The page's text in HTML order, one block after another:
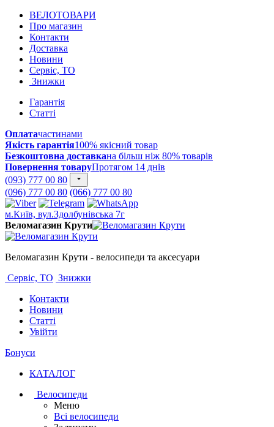
ВЕЛОТОВАРИ
Про магазин
Контакти
Доставка
Новини
Сервіс, ТО
Знижки
Гарантія
Статті
Оплатачастинами
Якість гарантія100% якісний товар
Безкоштовна доставкана більш ніж 80% товарів
Повернення товаруПротягом 14 днів
(093) 777 00 80
(096) 777 00 80 (066) 777 00 80
м.Київ, вул.Здолбунівська 7г
Веломагазин Крути
Веломагазин Крути - велосипеди та аксесуари
Сервіс, ТО Знижки
Контакти
Новини
Статті
Увійти
Бонуси
КАТАЛОГ
Велосипеди
Меню
Всі велосипеди